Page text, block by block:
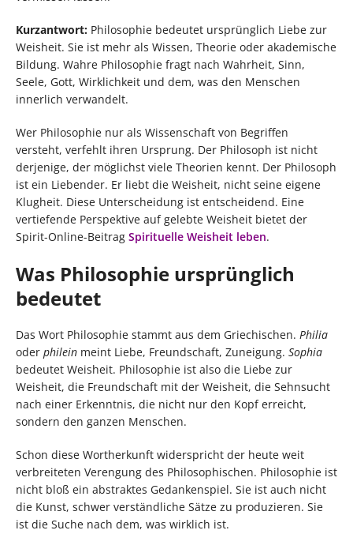
Kurzantwort: Philosophie bedeutet ursprünglich Liebe zur
Weisheit. Sie ist mehr als Wissen, Theorie oder akademische
Bildung. Wahre Philosophie fragt nach Wahrheit, Sinn,
Seele, Gott, Wirklichkeit und dem, was den Menschen
innerlich verwandelt.
Wer Philosophie nur als Wissenschaft von Begriffen
versteht, verfehlt ihren Ursprung. Der Philosoph ist nicht
derjenige, der möglichst viele Theorien kennt. Der Philosoph
ist ein Liebender. Er liebt die Weisheit, nicht seine eigene
Klugheit. Diese Unterscheidung ist entscheidend. Eine
vertiefende Perspektive auf gelebte Weisheit bietet der
Spirit-Online-Beitrag Spirituelle Weisheit leben.
Was Philosophie ursprünglich
bedeutet
Das Wort Philosophie stammt aus dem Griechischen. Philia
oder philein meint Liebe, Freundschaft, Zuneigung. Sophia
bedeutet Weisheit. Philosophie ist also die Liebe zur
Weisheit, die Freundschaft mit der Weisheit, die Sehnsucht
nach einer Erkenntnis, die nicht nur den Kopf erreicht,
sondern den ganzen Menschen.
Schon diese Wortherkunft widerspricht der heute weit
verbreiteten Verengung des Philosophischen. Philosophie ist
nicht bloß ein abstraktes Gedankenspiel. Sie ist auch nicht
die Kunst, schwer verständliche Sätze zu produzieren. Sie
ist die Suche nach dem, was wirklich ist.